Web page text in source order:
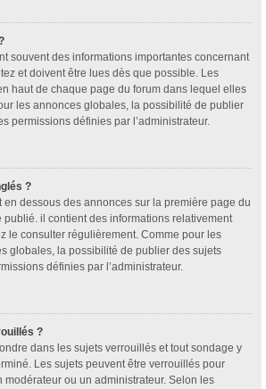
souvent des informations importantes concernant
et doivent être lues dès que possible. Les
haut de chaque page du forum dans lequel elles
les annonces globales, la possibilité de publier
permissions définies par l’administrateur.
?
dessous des annonces sur la première page du
il contient des informations relativement
le consulter régulièrement. Comme pour les
globales, la possibilité de publier des sujets
définies par l’administrateur.
?
dans les sujets verrouillés et tout sondage y
Les sujets peuvent être verrouillés pour
modérateur ou un administrateur. Selon les